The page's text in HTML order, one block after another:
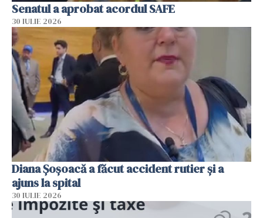
Senatul a aprobat acordul SAFE
30 IULIE 2026
Diana Șoșoacă a făcut accident rutier și a
ajuns la spital
30 IULIE 2026